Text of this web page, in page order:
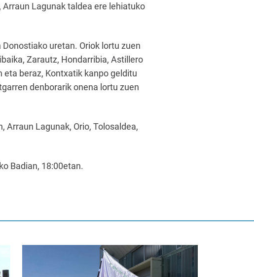
Lagunak taldea ere lehiatuko
uretan. Oriok lortu zuen
Zarautz, Hondarribia, Astillero
beraz, Kontxatik kanpo gelditu
denborarik onena lortu zuen
Arraun Lagunak, Orio, Tolosaldea,
Badian, 18:00etan.